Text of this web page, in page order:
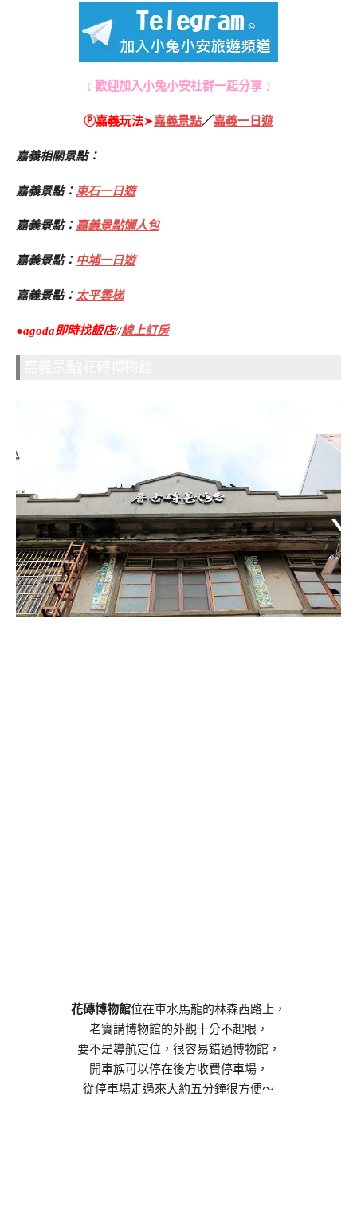
﹝歡迎加入小兔小安社群一起分享﹞
Ⓟ嘉義玩法➤嘉義景點／嘉義一日遊
嘉義相關景點：
嘉義景點： 東石一日遊
嘉義景點： 嘉義景點懶人包
嘉義景點： 中埔一日遊
嘉義景點： 太平雲梯
●agoda即時找飯店//線上訂房
花磚博物館位在車水馬龍的林森西路上，
老實講博物館的外觀十分不起眼，
要不是導航定位，很容易錯過博物館，
開車族可以停在後方收費停車場，
從停車場走過來大約五分鐘很方便～